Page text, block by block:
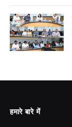
हमारे बारे में